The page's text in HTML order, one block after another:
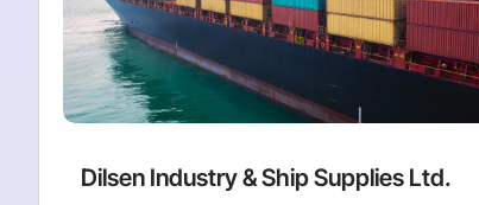
Dilsen Industry & Ship Supplies Ltd.